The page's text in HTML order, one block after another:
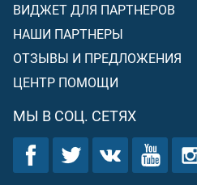
ВИДЖЕТ ДЛЯ ПАРТНЕРОВ
НАШИ ПАРТНЕРЫ
ОТЗЫВЫ И ПРЕДЛОЖЕНИЯ
ЦЕНТР ПОМОЩИ
МЫ В СОЦ. СЕТЯХ